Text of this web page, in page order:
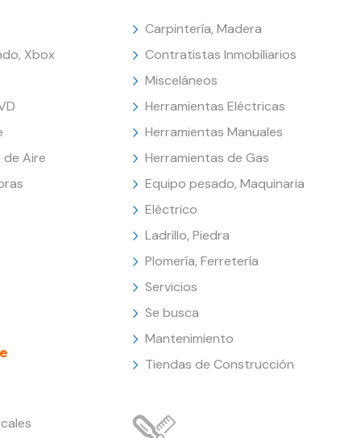
Xbox
Aire
Carpintería, Madera
Contratistas Inmobiliarios
Misceláneos
Herramientas Eléctricas
Herramientas Manuales
Herramientas de Gas
Equipo pesado, Maquinaria
Eléctrico
Ladrillo, Piedra
Plomería, Ferretería
Servicios
Se busca
Mantenimiento
Tiendas de Construcción